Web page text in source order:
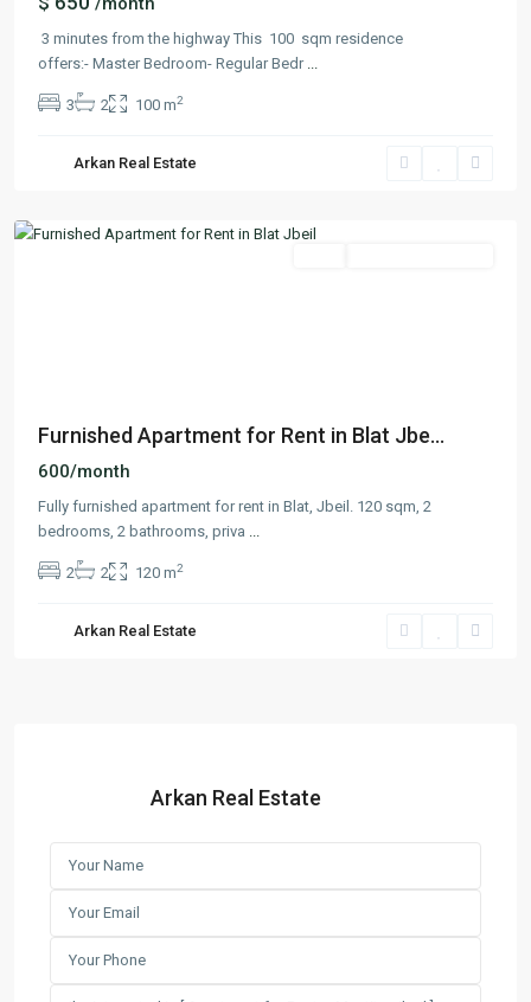
3 minutes from the highway This 100 sqm residence
offers:- Master Bedroom- Regular Bedr
3 2 100 m2
Arkan Real Estate
Furnished Apartment for Rent in Blat Jbe...
600/month
Fully furnished apartment for rent in Blat, Jbeil. 120 sqm, 2
bedrooms, 2 bathrooms, priva
2 2 120 m2
Arkan Real Estate
Arkan Real Estate